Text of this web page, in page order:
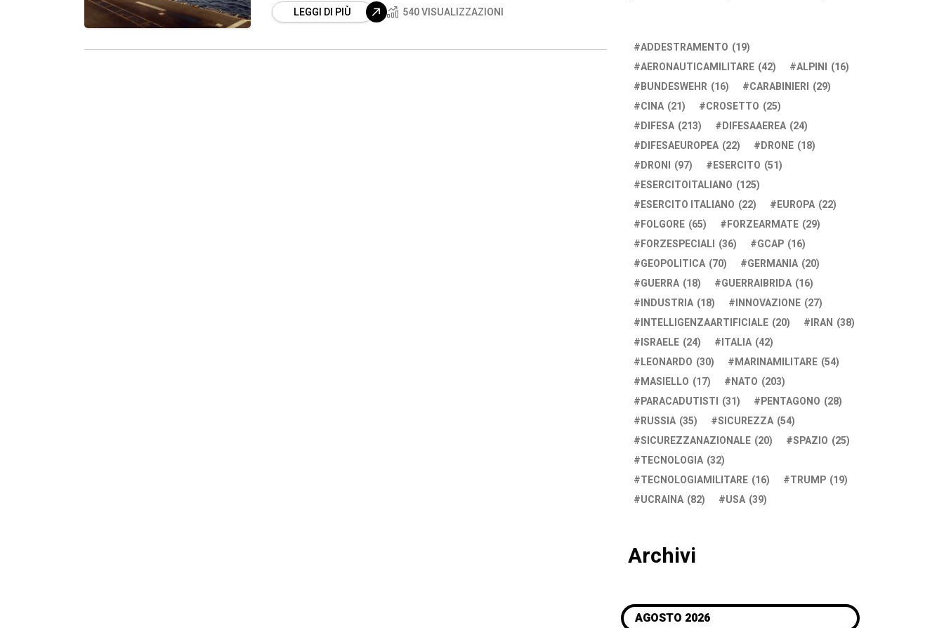
LEGGI DI PIÙ 540 VISUALIZZAZIONI
ADDESTRAMENTO (19)
AERONAUTICAMILITARE (42) ALPINI (16)
BUNDESWEHR (16) CARABINIERI (29)
CINA (21) CROSETTO (25)
DIFESA (213) DIFESAAEREA (24)
DIFESAEUROPEA (22) DRONE (18)
DRONI (97) ESERCITO (51)
ESERCITOITALIANO (125)
ESERCITO ITALIANO (22) EUROPA (22)
FOLGORE (65) FORZEARMATE (29)
FORZESPECIALI (36) GCAP (16)
GEOPOLITICA (70) GERMANIA (20)
GUERRA (18) GUERRAIBRIDA (16)
INDUSTRIA (18) INNOVAZIONE (27)
INTELLIGENZAARTIFICIALE (20) IRAN (38)
ISRAELE (24) ITALIA (42)
LEONARDO (30) MARINAMILITARE (54)
MASIELLO (17) NATO (203)
PARACADUTISTI (31) PENTAGONO (28)
RUSSIA (35) SICUREZZA (54)
SICUREZZANAZIONALE (20) SPAZIO (25)
TECNOLOGIA (32)
TECNOLOGIAMILITARE (16) TRUMP (19)
UCRAINA (82) USA (39)
Archivi
AGOSTO 2026